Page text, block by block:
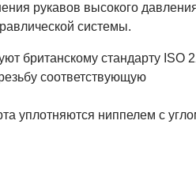
рукавов высокого
системы.
британскому стандарту ISO
соответствующую
уплотняются ниппелем с